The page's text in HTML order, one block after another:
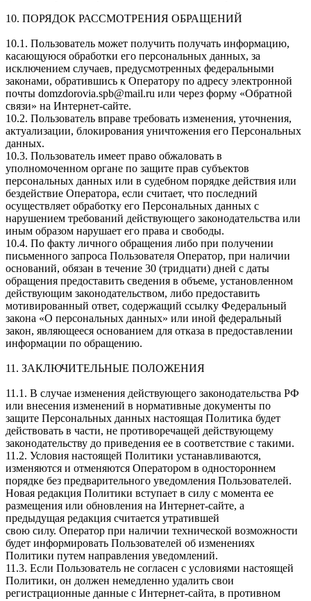
10. ПОРЯДОК РАССМОТРЕНИЯ ОБРАЩЕНИЙ
10.1. Пользователь может получить получать информацию,
касающуюся обработки его персональных данных, за
исключением случаев, предусмотренных федеральными
законами, обратившись к Оператору по адресу электронной
почты domzdorovia.spb@mail.ru или через форму «Обратной
связи» на Интернет-сайте.
10.2. Пользователь вправе требовать изменения, уточнения,
актуализации, блокирования уничтожения его Персональных
данных.
10.3. Пользователь имеет право обжаловать в
уполномоченном органе по защите прав субъектов
персональных данных или в судебном порядке действия или
бездействие Оператора, если считает, что последний
осуществляет обработку его Персональных данных с
нарушением требований действующего законодательства или
иным образом нарушает его права и свободы.
10.4. По факту личного обращения либо при получении
письменного запроса Пользователя Оператор, при наличии
оснований, обязан в течение 30 (тридцати) дней с даты
обращения предоставить сведения в объеме, установленном
действующим законодательством, либо предоставить
мотивированный ответ, содержащий ссылку Федеральный
закона «О персональных данных» или иной федеральный
закон, являющееся основанием для отказа в предоставлении
информации по обращению.
11. ЗАКЛЮЧИТЕЛЬНЫЕ ПОЛОЖЕНИЯ
11.1. В случае изменения действующего законодательства РФ
или внесения изменений в нормативные документы по
защите Персональных данных настоящая Политика будет
действовать в части, не противоречащей действующему
законодательству до приведения ее в соответствие с такими.
11.2. Условия настоящей Политики устанавливаются,
изменяются и отменяются Оператором в одностороннем
порядке без предварительного уведомления Пользователей.
Новая редакция Политики вступает в силу с момента ее
размещения или обновления на Интернет-сайте, а
предыдущая редакция считается утратившей
свою силу. Оператор при наличии технической возможности
будет информировать Пользователей об изменениях
Политики путем направления уведомлений.
11.3. Если Пользователь не согласен с условиями настоящей
Политики, он должен немедленно удалить свои
регистрационные данные с Интернет-сайта, в противном